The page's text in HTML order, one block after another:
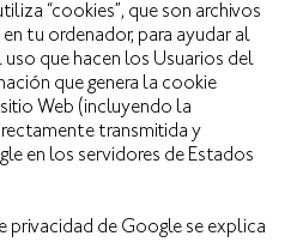
“cookies”, que son archivos
tu ordenador, para ayudar al
uso que hacen los Usuarios del
que genera la cookie
Web (incluyendo la
transmitida y
en los servidores de Estados
privacidad de Google se explica